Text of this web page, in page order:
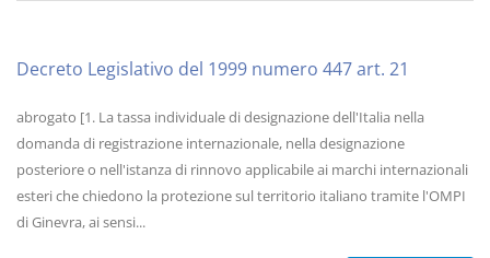
Decreto Legislativo del 1999 numero 447 art. 21
abrogato [1. La tassa individuale di designazione dell'Italia nella
domanda di registrazione internazionale, nella designazione
posteriore o nell'istanza di rinnovo applicabile ai marchi internazionali
esteri che chiedono la protezione sul territorio italiano tramite l'OMPI
di Ginevra, ai sensi...